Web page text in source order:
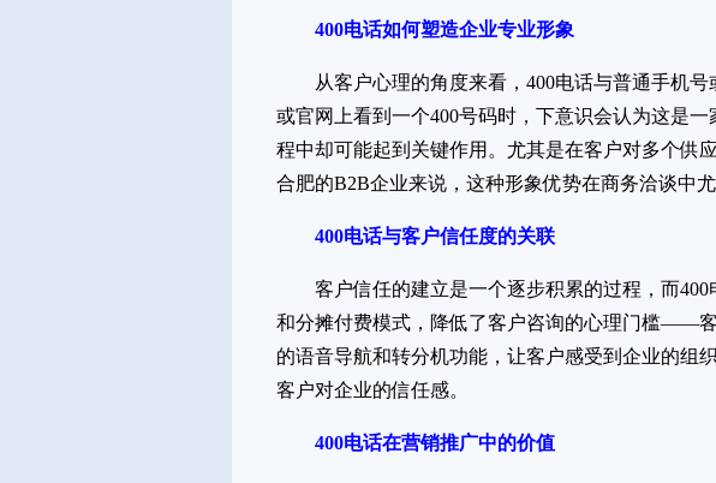
400电话如何塑造企业专业形象
从客户心理的角度来看，400电话与普通手机
或官网上看到一个400号码时，下意识会认为这是
程中却可能起到关键作用。尤其是在客户对多个供
合肥的B2B企业来说，这种形象优势在商务洽谈中尤
400电话与客户信任度的关联
客户信任的建立是一个逐步积累的过程，而
和分摊付费模式，降低了客户咨询的心理门槛——
的语音导航和转分机功能，让客户感受到企业的组
客户对企业的信任感。
400电话在营销推广中的价值